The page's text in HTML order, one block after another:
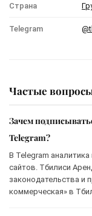
Страна
Telegram
Частые
Зачем
Telegram?
В Telegram
сайтов. Тбилиси
законодательства и
коммерческая» в